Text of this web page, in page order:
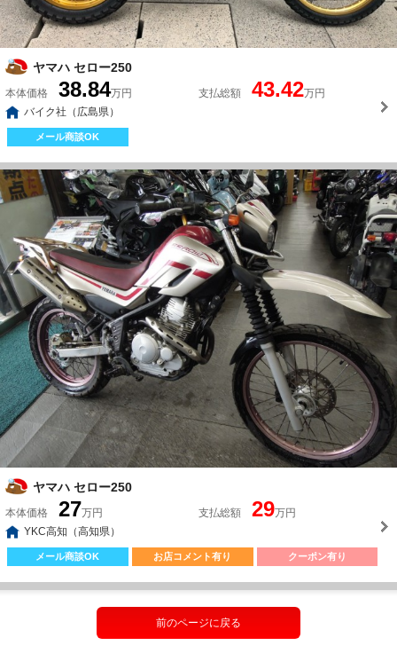
ヤマハ セロー250
本体価格 38.84万円 支払総額 43.42万円
バイク社（広島県）
メール商談OK
ヤマハ セロー250
本体価格 27万円 支払総額 29万円
YKC高知（高知県）
メール商談OK お店コメント有り クーポン有り
前のページに戻る